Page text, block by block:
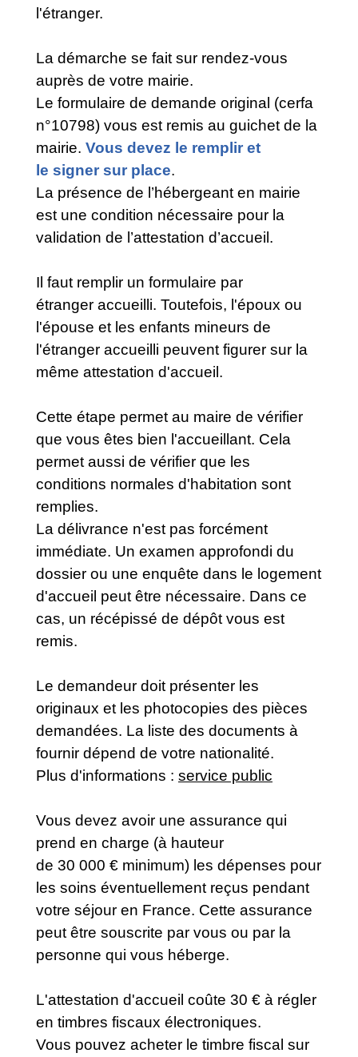
l'étranger.
La démarche se fait sur rendez-vous
auprès de votre mairie.
Le formulaire de demande original (cerfa
n°10798) vous est remis au guichet de la
mairie. Vous devez le remplir et
le signer sur place.
La présence de l’hébergeant en mairie
est une condition nécessaire pour la
validation de l’attestation d’accueil.
Il faut remplir un formulaire par
étranger accueilli. Toutefois, l'époux ou
l'épouse et les enfants mineurs de
l'étranger accueilli peuvent figurer sur la
même attestation d'accueil.
Cette étape permet au maire de vérifier
que vous êtes bien l'accueillant. Cela
permet aussi de vérifier que les
conditions normales d'habitation sont
remplies.
La délivrance n'est pas forcément
immédiate. Un examen approfondi du
dossier ou une enquête dans le logement
d'accueil peut être nécessaire. Dans ce
cas, un récépissé de dépôt vous est
remis.
Le demandeur doit présenter les
originaux et les photocopies des pièces
demandées. La liste des documents à
fournir dépend de votre nationalité.
Plus d'informations : service public
Vous devez avoir une assurance qui
prend en charge (à hauteur
de 30 000 € minimum) les dépenses pour
les soins éventuellement reçus pendant
votre séjour en France. Cette assurance
peut être souscrite par vous ou par la
personne qui vous héberge.
L'attestation d'accueil coûte 30 € à régler
en timbres fiscaux électroniques.
Vous pouvez acheter le timbre fiscal sur